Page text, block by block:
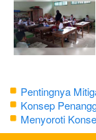
Pentingnya
Bojonegoro
Konsep
Mengutamakan
Menyoroti
Bojonegoro